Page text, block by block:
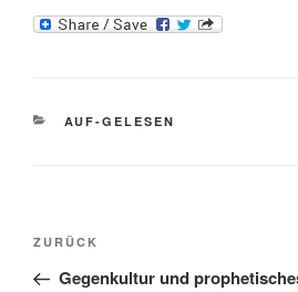
KATEGORIEN
AUF-GELESEN
Beitragsnavigation
Vorheriger
Beitrag
ZURÜCK
Gegenkultur und